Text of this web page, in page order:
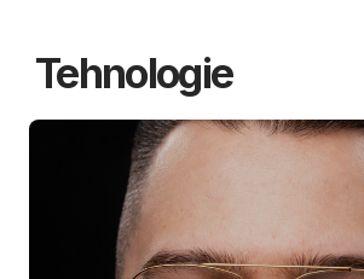
Tehnologie